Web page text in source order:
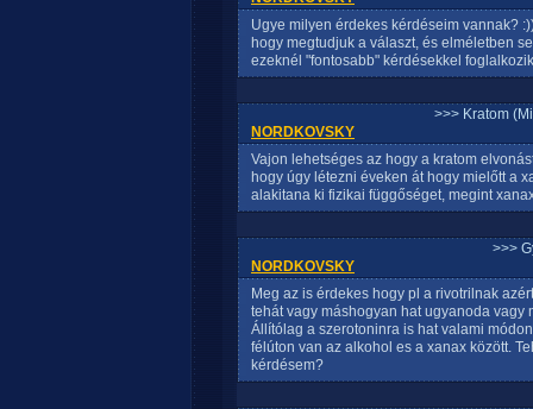
Ugye milyen érdekes kérdéseim vannak?
hogy megtudjuk a választ, és elméletben
ezeknél "fontosabb" kérdésekkel foglalkozik
>>> Kratom
NORDKOVSKY
Vajon lehetséges az hogy a kratom
hogy úgy létezni éveken át hogy mielőtt a
alakitana ki fizikai függőséget, megint
>>>
NORDKOVSKY
Meg az is érdekes hogy pl a rivotrilnak
tehát vagy máshogyan hat ugyanoda
Állítólag a szerotoninra is hat valami
félúton van az alkohol es a xanax között.
kérdésem?